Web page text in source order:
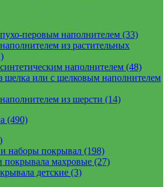
перовым наполнителем (33)
из растительных
наполнителем (48)
шелка или с шелковым наполнителем
из шерсти (14)
(490)
наборы покрывал (198)
махровые (27)
детские (3)